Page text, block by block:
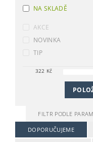
NA SKLADĚ
AKCE
NOVINKA
TIP
322 Kč
FILTR PODLE
DOPORUČUJEME